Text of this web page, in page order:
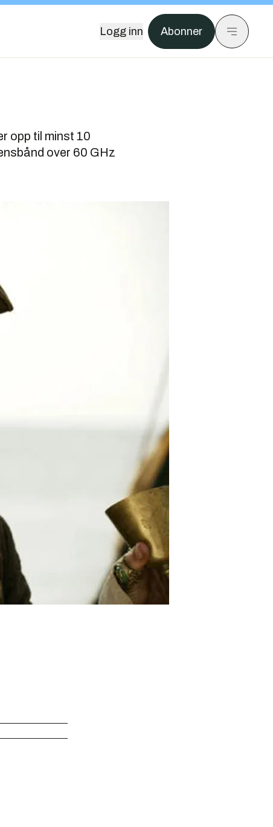
Logg inn Abonner
opp til minst 10
over 60 GHz